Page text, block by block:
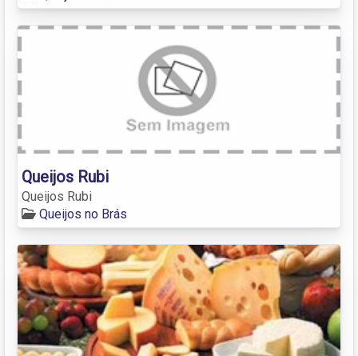
Queijos Rubi
Queijos Rubi
Queijos no Brás